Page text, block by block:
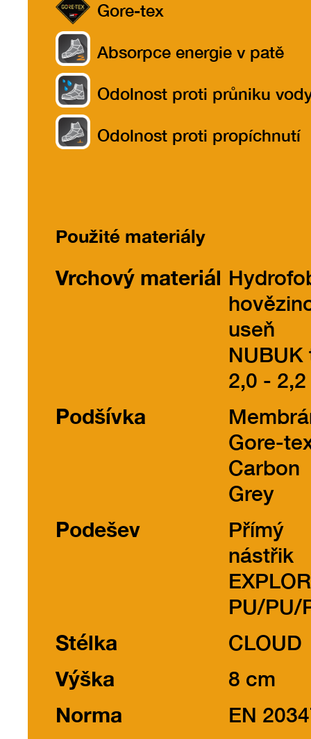
Gore-tex
Absorpce energie v patě
Odolnost proti průniku
Odolnost proti propíchnutí
Použité materiály
Vrchový materiál
useň
NUBUK
2,0 - 2,2
Podšívka
Gore-
Carbon
Grey
Podešev
Přímý
nástřik
PU/PU/
Stélka
CLOUD
Výška
8 cm
Norma
EN